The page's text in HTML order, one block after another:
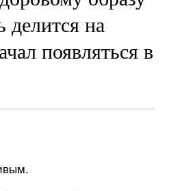
на
появляться в